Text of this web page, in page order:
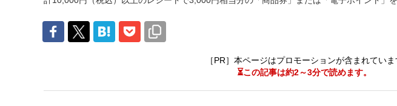
［PR］本ページはプロモーションが含まれていま
⏳この記事は約2～3分で読めます。